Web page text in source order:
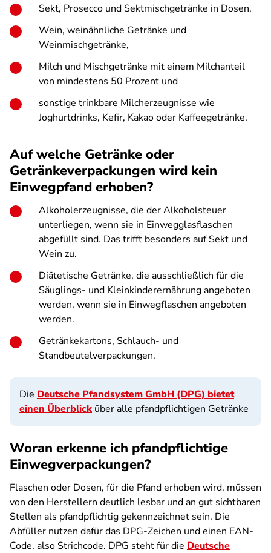
Sekt, Prosecco und Sektmischgetränke in Dosen,
Wein, weinähnliche Getränke und
Weinmischgetränke,
Milch und Mischgetränke mit einem Milchanteil
von mindestens 50 Prozent und
sonstige trinkbare Milcherzeugnisse wie
Joghurtdrinks, Kefir, Kakao oder Kaffeegetränke.
Auf welche Getränke oder
Getränkeverpackungen wird kein
Einwegpfand erhoben?
Alkoholerzeugnisse, die der Alkoholsteuer
unterliegen, wenn sie in Einwegglasflaschen
abgefüllt sind. Das trifft besonders auf Sekt und
Wein zu.
Diätetische Getränke, die ausschließlich für die
Säuglings- und Kleinkinderernährung angeboten
werden, wenn sie in Einwegflaschen angeboten
werden.
Getränkekartons, Schlauch- und
Standbeutelverpackungen.
Die Deutsche Pfandsystem GmbH (DPG) bietet
einen Überblick über alle pfandpflichtigen Getränke
Woran erkenne ich pfandpflichtige
Einwegverpackungen?
Flaschen oder Dosen, für die Pfand erhoben wird, müssen
von den Herstellern deutlich lesbar und an gut sichtbaren
Stellen als pfandpflichtig ge­kennzeichnet sein. Die
Abfüller nutzen dafür das DPG-Zeichen und einen EAN-
Code, also Strichcode. DPG steht für die Deutsche